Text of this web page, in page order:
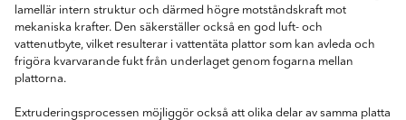
lamellär intern struktur och därmed högre motståndskraft mot
mekaniska krafter. Den säkerställer också en god luft- och
vattenutbyte, vilket resulterar i vattentäta plattor som kan avleda och
frigöra kvarvarande fukt från underlaget genom fogarna mellan
plattorna.
Extruderingsprocessen möjliggör också att olika delar av samma platta